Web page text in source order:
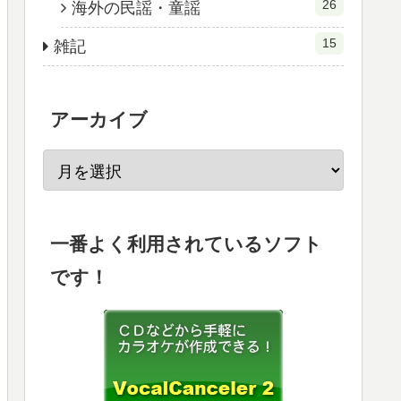
海外の民謡・童謡 26
雑記 15
アーカイブ
一番よく利用されているソフト
です！